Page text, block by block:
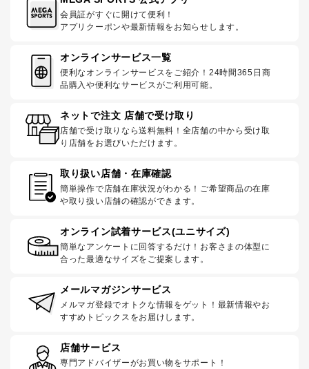
会員証がすぐに開けて便利！
アプリクーポンや最新情報をお知らせします。
オンラインサービス一覧
便利なオンラインサービスをご紹介！24時間365日商
品購入や便利なサービスがご利用可能。
ネットで注文 店舗で受け取り
店舗で受け取りなら送料無料！全店舗の中から受け取
り店舗をお選びいただけます。
取り扱い店舗・在庫確認
簡単操作で店舗在庫状況がわかる！ご希望商品の在庫
や取り扱い店舗の確認ができます。
オンライン試着サービス(ユニサイズ)
簡単なアンケートに回答するだけ！お客さまの体型に
合った最適なサイズをご提案します。
メールマガジンサービス
メルマガ登録でオトクな情報をゲット！最新情報やお
すすめトピックスをお届けします。
店舗サービス
専門アドバイザーがお買い物をサポート！